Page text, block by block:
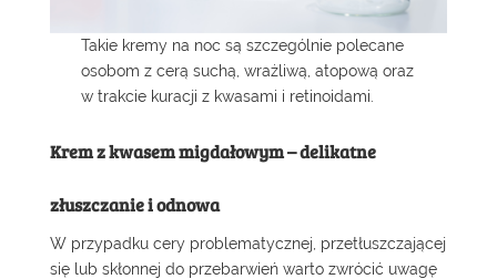
Takie kremy na noc są szczególnie polecane
osobom z cerą suchą, wrażliwą, atopową oraz
w trakcie kuracji z kwasami i retinoidami.
Krem z kwasem migdałowym – delikatne
złuszczanie i odnowa
W przypadku cery problematycznej, przetłuszczającej
się lub skłonnej do przebarwień warto zwrócić uwagę